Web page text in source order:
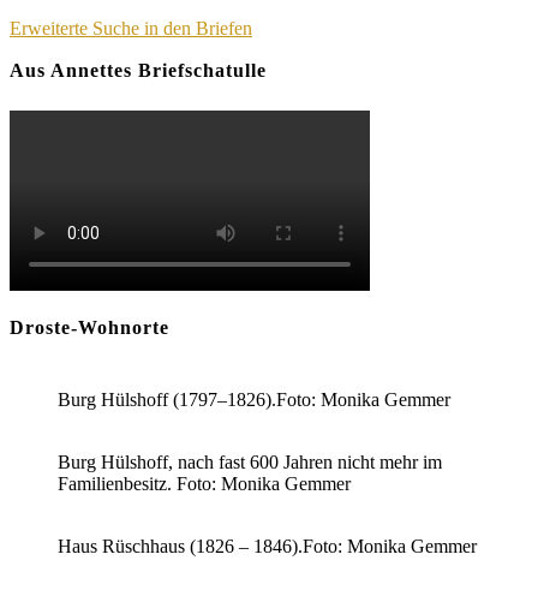
Erweiterte Suche in den Briefen
Aus Annettes Briefschatulle
Droste-Wohnorte
Burg Hülshoff (1797–1826).Foto: Monika Gemmer
Burg Hülshoff, nach fast 600 Jahren nicht mehr im
Familienbesitz. Foto: Monika Gemmer
Haus Rüschhaus (1826 – 1846).Foto: Monika Gemmer